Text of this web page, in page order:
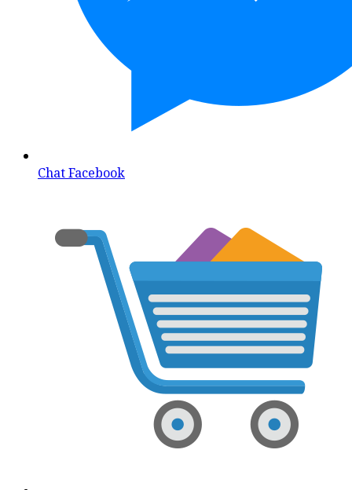
Chat Facebook